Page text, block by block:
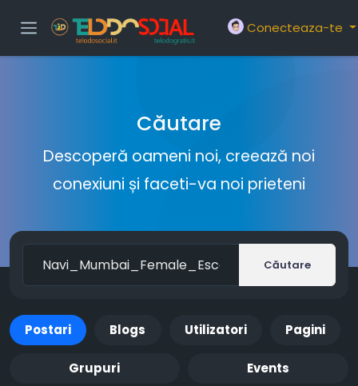
Conecteaza-te
Căutare
Descoperă oameni noi, creează noi
conexiuni și faceti-va noi prieteni
Căutare
Postari Blogs Utilizatori Pagini
Grupuri Events